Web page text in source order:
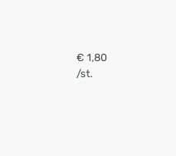
€ 1,80
/st.